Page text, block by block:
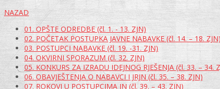
NAZAD
01. OPŠTE ODREDBE (čl. 1. - 13. ZJN)
02. POČETAK POSTUPKA JAVNE NABAVKE (čl. 14. – 18. ZJN)
03. POSTUPCI NABAVKE (čl. 19. -31. ZJN)
04. OKVIRNI SPORAZUM (čl. 32. ZJN)
05. KONKURS ZA IZRADU IDEJNOG RJEŠENJA (čl. 33. – 34.
06. OBAVJEŠTENJA O NABAVCI I JRJN (čl. 35. – 38. ZJN)
07. ROKOVI U POSTUPCIMA JN (čl. 39. – 43. ZJN)